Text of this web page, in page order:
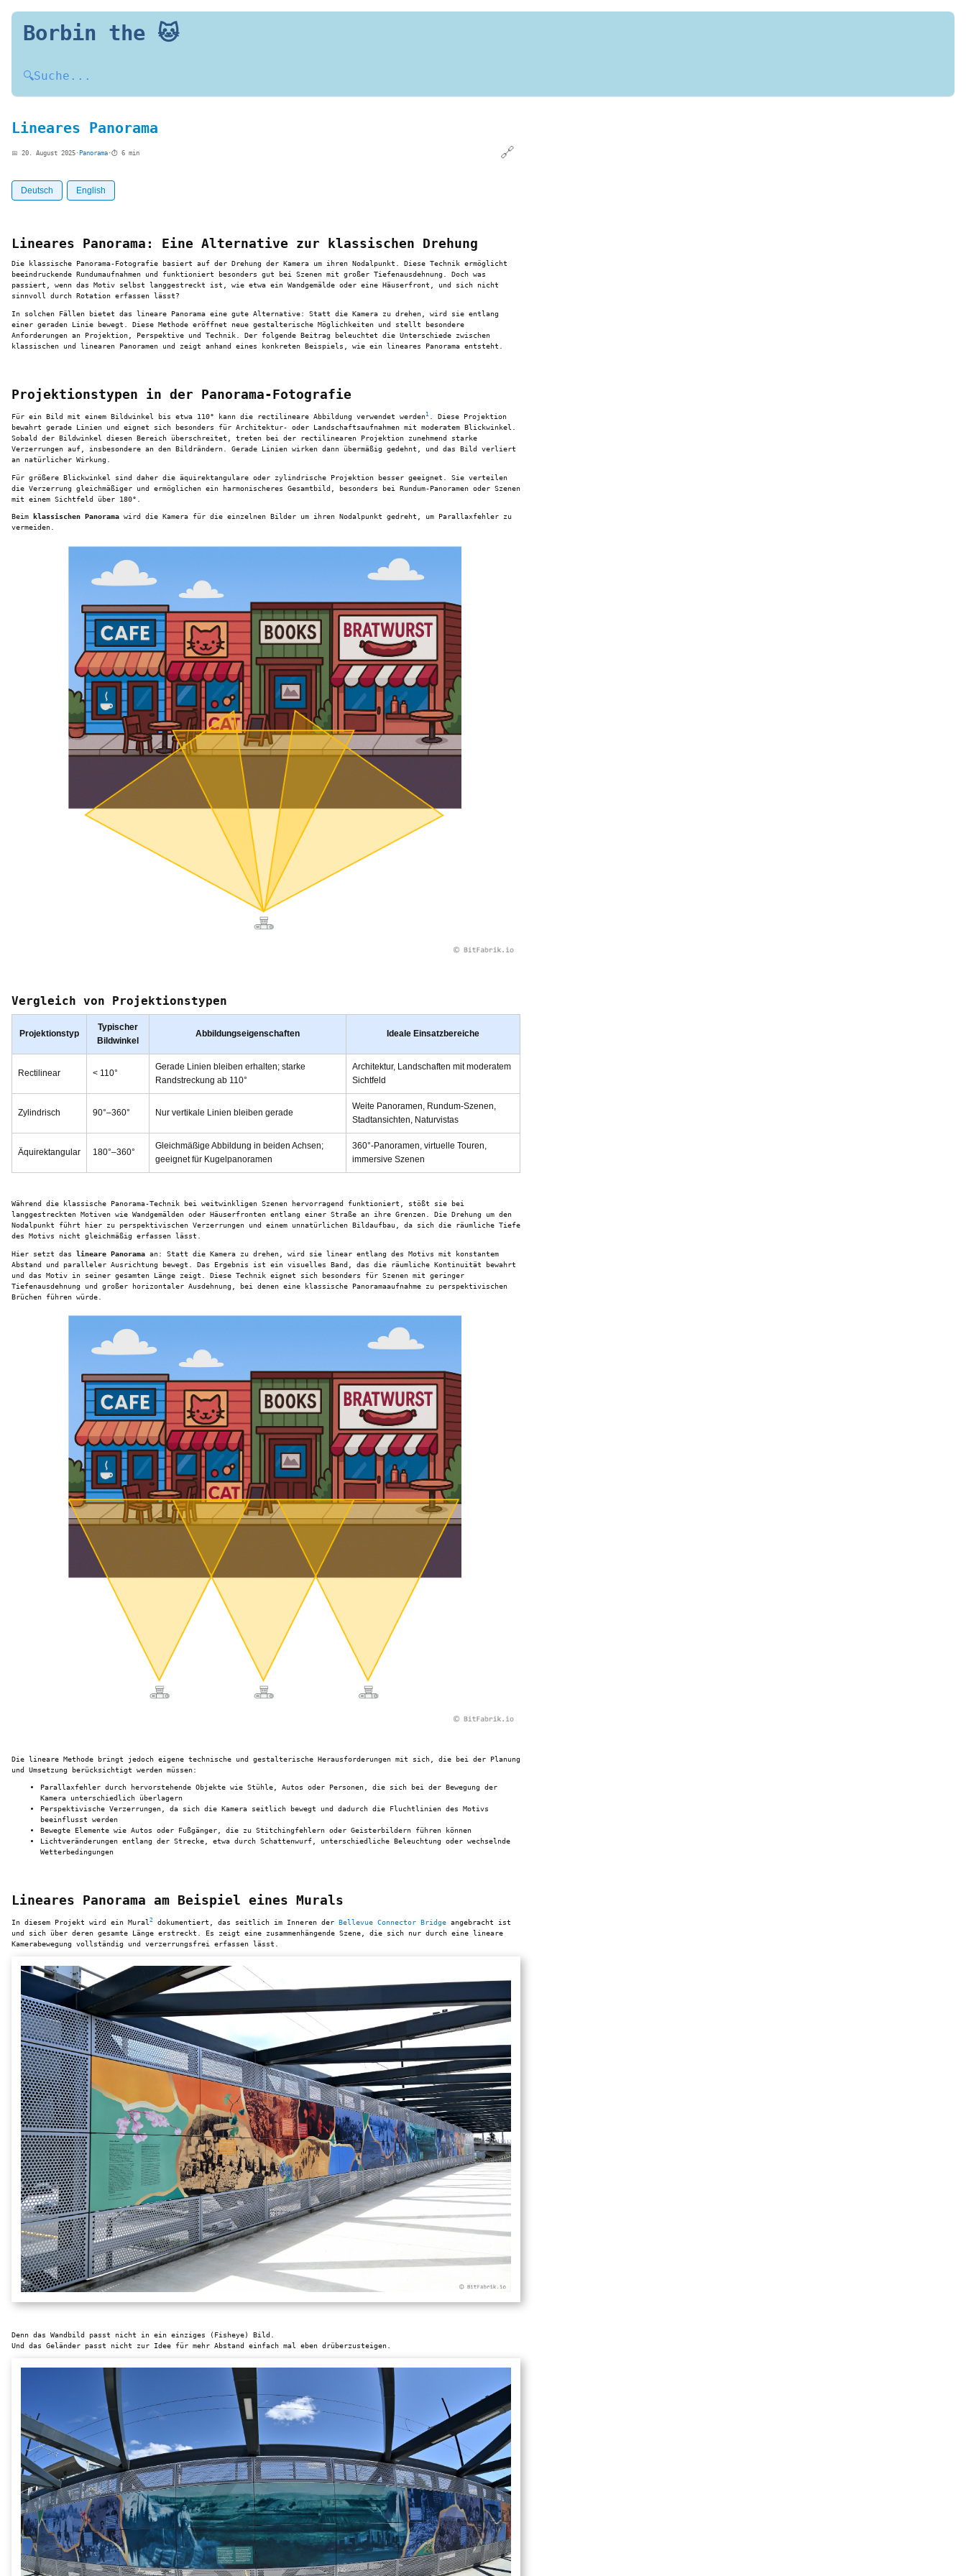
Borbin the 🐱
🔍Suche...
Lineares Panorama
📅 20. August 2025 · Panorama ·⏱️ 6 min 🔗
Deutsch English
Lineares Panorama: Eine Alternative zur klassischen Drehung
Die klassische Panorama-Fotografie basiert auf der Drehung der Kamera um ihren Nodalpunkt. Diese Technik ermöglicht
beeindruckende Rundumaufnahmen und funktioniert besonders gut bei Szenen mit großer Tiefenausdehnung. Doch was
passiert, wenn das Motiv selbst langgestreckt ist, wie etwa ein Wandgemälde oder eine Häuserfront, und sich nicht
sinnvoll durch Rotation erfassen lässt?
In solchen Fällen bietet das lineare Panorama eine gute Alternative: Statt die Kamera zu drehen, wird sie entlang
einer geraden Linie bewegt. Diese Methode eröffnet neue gestalterische Möglichkeiten und stellt besondere
Anforderungen an Projektion, Perspektive und Technik. Der folgende Beitrag beleuchtet die Unterschiede zwischen
klassischen und linearen Panoramen und zeigt anhand eines konkreten Beispiels, wie ein lineares Panorama entsteht.
Projektionstypen in der Panorama-Fotografie
Für ein Bild mit einem Bildwinkel bis etwa 110° kann die rectilineare Abbildung verwendet werden1
. Diese Projektion
bewahrt gerade Linien und eignet sich besonders für Architektur- oder Landschaftsaufnahmen mit moderatem Blickwinkel.
Sobald der Bildwinkel diesen Bereich überschreitet, treten bei der rectilinearen Projektion zunehmend starke
Verzerrungen auf, insbesondere an den Bildrändern. Gerade Linien wirken dann übermäßig gedehnt, und das Bild verliert
an natürlicher Wirkung.
Für größere Blickwinkel sind daher die äquirektangulare oder zylindrische Projektion besser geeignet. Sie verteilen
die Verzerrung gleichmäßiger und ermöglichen ein harmonischeres Gesamtbild, besonders bei Rundum-Panoramen oder Szenen
mit einem Sichtfeld über 180°.
Beim klassischen Panorama wird die Kamera für die einzelnen Bilder um ihren Nodalpunkt gedreht, um Parallaxfehler zu
vermeiden.
Vergleich von Projektionstypen
Projektionstyp
Typischer
Bildwinkel
Abbildungseigenschaften Ideale Einsatzbereiche
Rectilinear < 110°
Gerade Linien bleiben erhalten; starke
Randstreckung ab 110°
Architektur, Landschaften mit moderatem
Sichtfeld
Zylindrisch 90°–360° Nur vertikale Linien bleiben gerade
Weite Panoramen, Rundum-Szenen,
Stadtansichten, Naturvistas
Äquirektangular 180°–360°
Gleichmäßige Abbildung in beiden Achsen;
geeignet für Kugelpanoramen
360°-Panoramen, virtuelle Touren,
immersive Szenen
Während die klassische Panorama-Technik bei weitwinkligen Szenen hervorragend funktioniert, stößt sie bei
langgestreckten Motiven wie Wandgemälden oder Häuserfronten entlang einer Straße an ihre Grenzen. Die Drehung um den
Nodalpunkt führt hier zu perspektivischen Verzerrungen und einem unnatürlichen Bildaufbau, da sich die räumliche Tiefe
des Motivs nicht gleichmäßig erfassen lässt.
Hier setzt das lineare Panorama an: Statt die Kamera zu drehen, wird sie linear entlang des Motivs mit konstantem
Abstand und paralleler Ausrichtung bewegt. Das Ergebnis ist ein visuelles Band, das die räumliche Kontinuität bewahrt
und das Motiv in seiner gesamten Länge zeigt. Diese Technik eignet sich besonders für Szenen mit geringer
Tiefenausdehnung und großer horizontaler Ausdehnung, bei denen eine klassische Panoramaaufnahme zu perspektivischen
Brüchen führen würde.
Die lineare Methode bringt jedoch eigene technische und gestalterische Herausforderungen mit sich, die bei der Planung
und Umsetzung berücksichtigt werden müssen:
Parallaxfehler durch hervorstehende Objekte wie Stühle, Autos oder Personen, die sich bei der Bewegung der
Kamera unterschiedlich überlagern
Perspektivische Verzerrungen, da sich die Kamera seitlich bewegt und dadurch die Fluchtlinien des Motivs
beeinflusst werden
Bewegte Elemente wie Autos oder Fußgänger, die zu Stitchingfehlern oder Geisterbildern führen können
Lichtveränderungen entlang der Strecke, etwa durch Schattenwurf, unterschiedliche Beleuchtung oder wechselnde
Wetterbedingungen
Lineares Panorama am Beispiel eines Murals
In diesem Projekt wird ein Mural 2 dokumentiert, das seitlich im Inneren der Bellevue Connector Bridge angebracht ist
und sich über deren gesamte Länge erstreckt. Es zeigt eine zusammenhängende Szene, die sich nur durch eine lineare
Kamerabewegung vollständig und verzerrungsfrei erfassen lässt.
Denn das Wandbild passt nicht in ein einziges (Fisheye) Bild.
Und das Geländer passt nicht zur Idee für mehr Abstand einfach mal eben drüberzusteigen.